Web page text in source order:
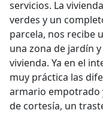
servicios. La
verdes y un
parcela, nos recibe
una zona de jardín
vivienda. Ya en el
muy práctica las
armario empotrado
de cortesía, un